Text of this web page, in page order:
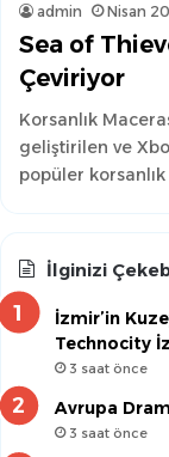
admin Nisan
Sea of
Çeviriyor
Korsanlık
geliştirilen ve
popüler
İlginizi
İzmir’in
Technocity
3 saat önce
Avrupa
3 saat önce